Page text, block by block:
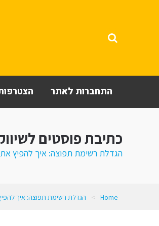
התחברות לאתר
כתיבת פוסטים
הגדלת רשימת תפוצה: איך להפיץ
Home
> הגדלת רשימת תפוצה: איך